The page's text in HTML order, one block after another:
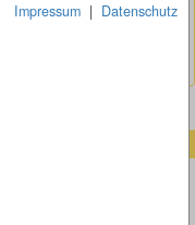
Impressum | Datenschutz